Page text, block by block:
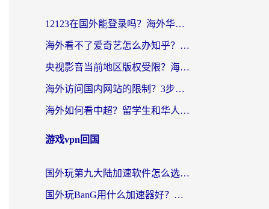
12123在国外能登录吗？海外华人亲测有效的回国加速器选择指南
海外看不了爱奇艺怎么办知乎？留学生亲测有效的回国加速方案
央视影音当前地区版权受限？海外党看国内剧、追电视台的终极解决方案
海外访问国内网站的限制？3步教你无缝解锁国内资源（附实测最优工具）
海外如何看中超？留学生和华人的体育赛事观看终极指南（附欧洲杯奥运会观看技巧）
游戏vpn回国
国外玩第九大陆加速软件怎么选？2026终极指南帮你告别延迟卡顿
国外玩BanG用什么加速器好？海外玩家亲测的国服游戏加速终极方案